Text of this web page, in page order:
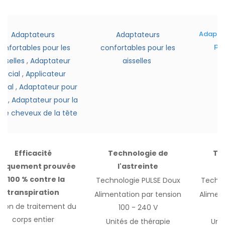
Adaptateurs
pour les
, Adaptateur
facial , Applicateur
, Adaptateur pour
, Adaptateur pour la
cheveux de la tête
Adaptateurs
confortables pour les
aisselles
Efficacité
prouvée
à 100 % contre la
transpiration
de traitement du
corps entier
Technologie de
l'astreinte
Technologie PULSE Doux
Alimentation par tension
100 - 240 V
Unités de thérapie